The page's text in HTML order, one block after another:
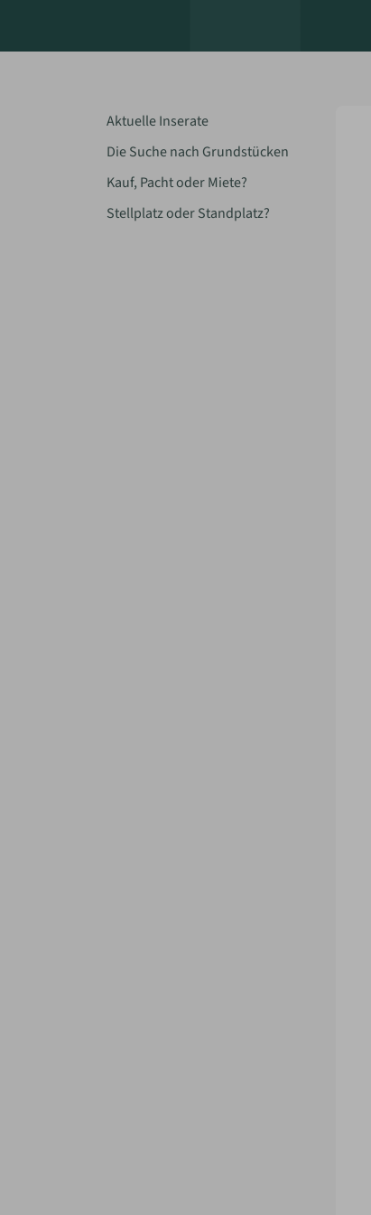
Aktuelle Inserate
Die Suche nach Grundstücken
Kauf, Pacht oder Miete?
Stellplatz oder Standplatz?